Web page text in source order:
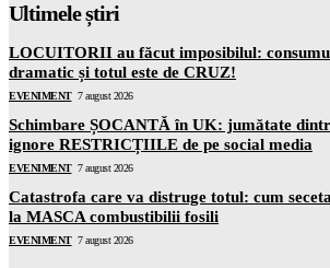
Ultimele știri
LOCUITORII au făcut imposibilul:
dramatic și totul este de CRUZ!
EVENIMENT 7 august 2026
Schimbare ȘOCANTĂ în UK: jumătate
ignore RESTRICȚIILE de pe social media
EVENIMENT 7 august 2026
Catastrofa care va distruge totul: cum
la MASCA combustibilii fosili
EVENIMENT 7 august 2026